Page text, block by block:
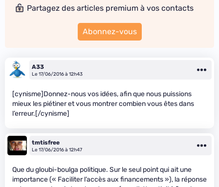
Partagez des articles premium à vos contacts
Abonnez-vous
A33
Le 17/06/2016 à 12h43
[cynisme]Donnez-nous vos idées, afin que nous puissions
mieux les piétiner et vous montrer combien vous êtes dans
l’erreur.[/cynisme]
tmtisfree
Le 17/06/2016 à 12h47
Que du gloubi-boulga politique. Sur le seul point qui ait une
importance (« Faciliter l’accès aux financements »), la réponse